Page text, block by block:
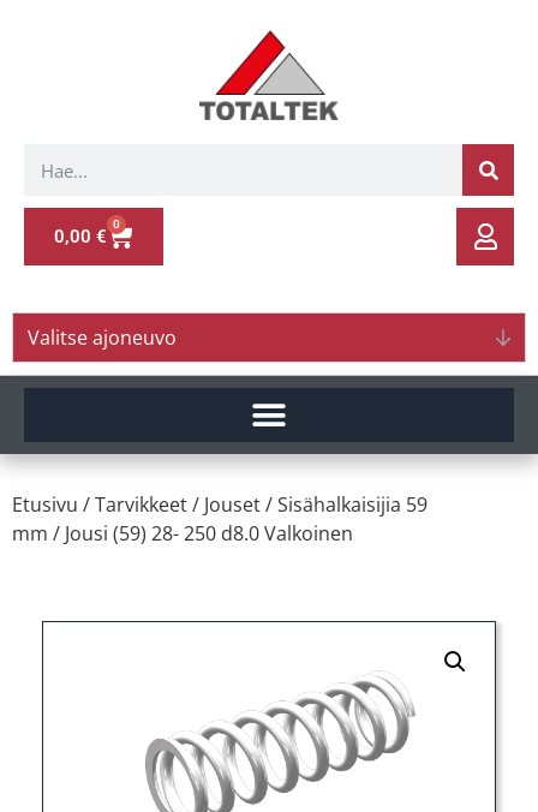
0,00 €
0
Valitse ajoneuvo
Etusivu /Tarvikkeet/ Jouset/Sisähalkaisijia 59
mm / Jousi (59) 28- 250 d8.0 Valkoinen